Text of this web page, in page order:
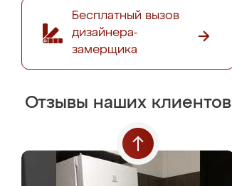
Бесплатный вызов
дизайнера-
замерщика
Отзывы наших клиентов